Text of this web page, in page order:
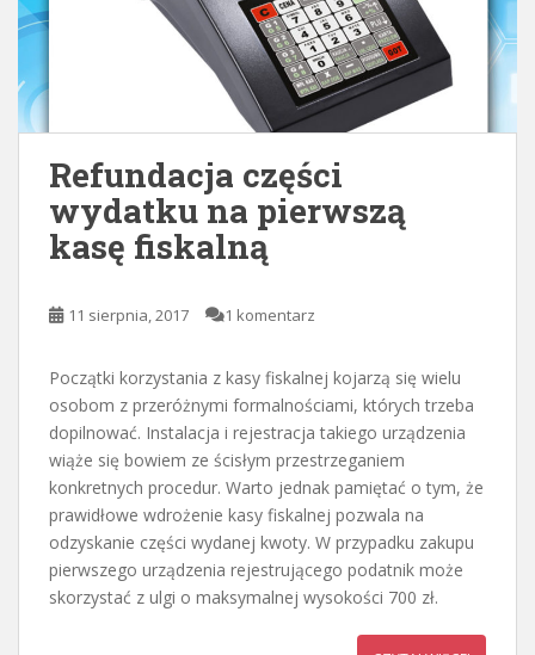
Refundacja części
wydatku na pierwszą
kasę fiskalną
11 sierpnia, 2017 1 komentarz
Początki korzystania z kasy fiskalnej kojarzą się wielu
osobom z przeróżnymi formalnościami, których trzeba
dopilnować. Instalacja i rejestracja takiego urządzenia
wiąże się bowiem ze ścisłym przestrzeganiem
konkretnych procedur. Warto jednak pamiętać o tym, że
prawidłowe wdrożenie kasy fiskalnej pozwala na
odzyskanie części wydanej kwoty. W przypadku zakupu
pierwszego urządzenia rejestrującego podatnik może
skorzystać z ulgi o maksymalnej wysokości 700 zł.